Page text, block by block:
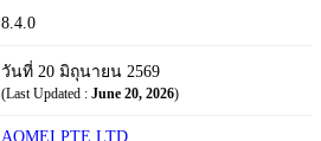
8.4.0
วันที่ 20 มิถุนายน 2569
(Last Updated : June 20, 2026)
AOMEI PTE LTD.